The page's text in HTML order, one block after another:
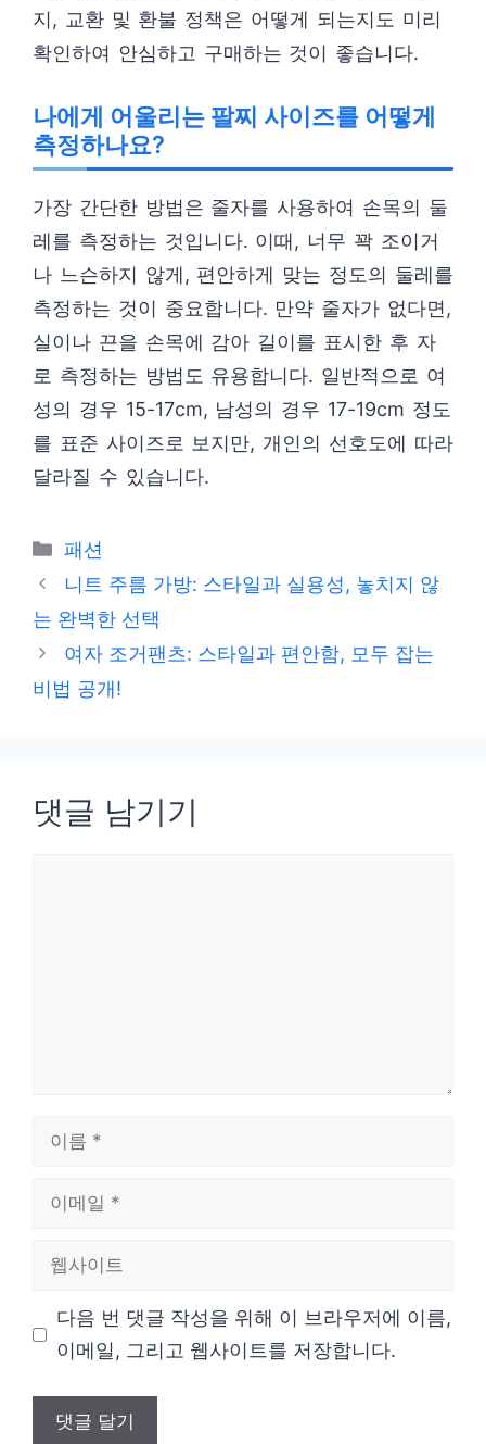
지, 교환 및 환불 정책은 어떻게 되는지도 미리
확인하여 안심하고 구매하는 것이 좋습니다.
나에게 어울리는 팔찌 사이즈를 어떻게
측정하나요?
가장 간단한 방법은 줄자를 사용하여 손목의 둘
레를 측정하는 것입니다. 이때, 너무 꽉 조이거
나 느슨하지 않게, 편안하게 맞는 정도의 둘레를
측정하는 것이 중요합니다. 만약 줄자가 없다면,
실이나 끈을 손목에 감아 길이를 표시한 후 자
로 측정하는 방법도 유용합니다. 일반적으로 여
성의 경우 15-17cm, 남성의 경우 17-19cm 정도
를 표준 사이즈로 보지만, 개인의 선호도에 따라
달라질 수 있습니다.
카
테
리
패션
니트 주름 가방: 스타일과 실용성, 놓치지 않
는 완벽한 선택
여자 조거팬츠: 스타일과 편안함, 모두 잡는
비법 공개!
댓글 남기기
다음 번 댓글 작성을 위해 이 브라우저에 이름,
이메일, 그리고 웹사이트를 저장합니다.